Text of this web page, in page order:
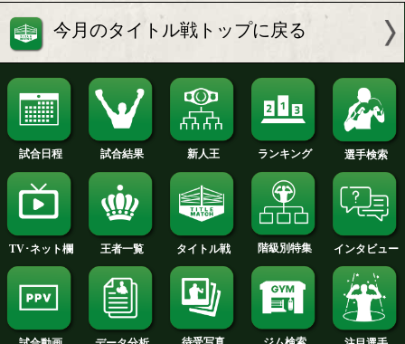
荒川vs近藤 4年振りの再戦
ボクモバの注目
注目:世界王座奪取に向けて、もう一皮
い荒川と昨年4月以来のリングに再起
近藤の真っ向勝負。役者が揃ったライ
サバイバルマッチをお見逃しなく。